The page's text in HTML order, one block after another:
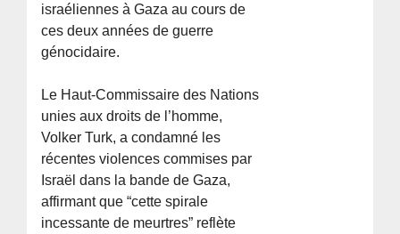
israéliennes à Gaza au cours de
ces deux années de guerre
génocidaire.
Le Haut-Commissaire des Nations
unies aux droits de l’homme,
Volker Turk, a condamné les
récentes violences commises par
Israël dans la bande de Gaza,
affirmant que “cette spirale
incessante de meurtres” reflète